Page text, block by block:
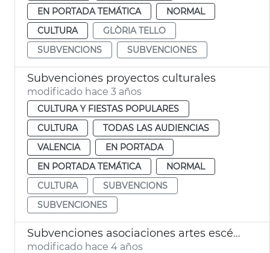
EN PORTADA TEMÁTICA
NORMAL
CULTURA
GLÒRIA TELLO
SUBVENCIONS
SUBVENCIONES
Subvenciones proyectos culturales
modificado hace 3 años
CULTURA Y FIESTAS POPULARES
CULTURA
TODAS LAS AUDIENCIAS
VALENCIA
EN PORTADA
EN PORTADA TEMÁTICA
NORMAL
CULTURA
SUBVENCIONS
SUBVENCIONES
Subvenciones asociaciones artes escénicas y residencias artísticas
modificado hace 4 años